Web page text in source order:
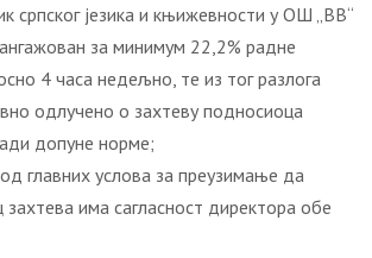
српског језика и књижевности у ОШ „ВВ“
за минимум 22,2% радне
4 часа недељно, те из тог разлога
одлучено о захтеву подносиоца
допуне норме;
главних услова за преузимање да
има сагласност директора обе